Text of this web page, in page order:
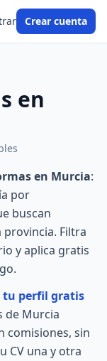
Crear cuenta
en
en Murcia:
por
buscan
provincia. Filtra
y aplica gratis
tu perfil gratis
de Murcia
comisiones, sin
CV una y otra